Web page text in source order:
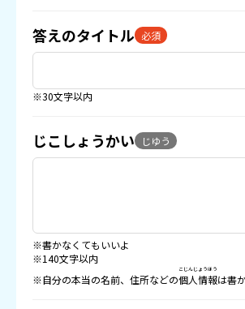
答えのタイトル 必須
※30文字以内
じこしょうかい じゆう
※書かなくてもいいよ
※140文字以内
※自分の本当の名前、住所などの個人情報
こじんじょうほう
は書